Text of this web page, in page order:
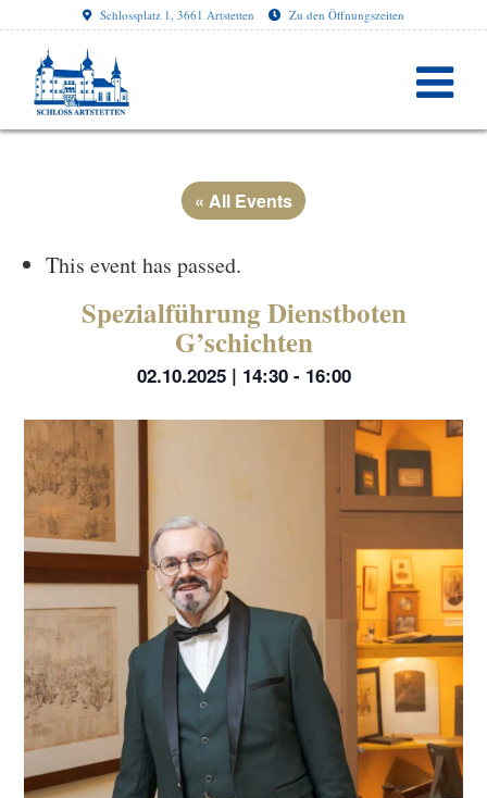
Schlossplatz 1, 3661 Artstetten Zu den Öffnungszeiten
« All Events
This event has passed.
Spezialführung Dienstboten
G’schichten
02.10.2025 | 14:30- 16:00